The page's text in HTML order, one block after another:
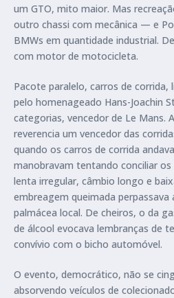
um GTO, mito maior. Mas
outro chassi com mecânica — e
BMWs em quantidade industrial.
com motor de motocicleta.
Pacote paralelo, carros de corrida,
pelo homenageado Hans-Joachin
categorias, vencedor de Le Mans.
reverencia um vencedor das
quando os carros de corrida
manobravam tentando conciliar
lenta irregular, câmbio longo e
embreagem queimada
palmácea local. De cheiros, o da
de álcool evocava lembranças de
convívio com o bicho automóvel.
O evento, democrático, não se
absorvendo veículos de